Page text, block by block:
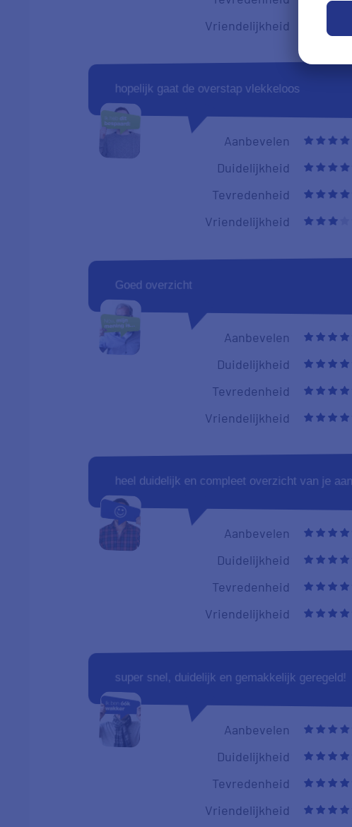
Vriendelijkheid
hopelijk gaat de overstap vlekkeloos
Aanbevelen
Duidelijkheid
Tevredenheid
Vriendelijkheid
Goed overzicht
Aanbevelen
Duidelijkheid
Tevredenheid
Vriendelijkheid
heel duidelijk en compleet overzicht van je
Aanbevelen
Duidelijkheid
Tevredenheid
Vriendelijkheid
super snel, duidelijk en gemakkelijk geregeld!
Aanbevelen
Duidelijkheid
Tevredenheid
Vriendelijkheid